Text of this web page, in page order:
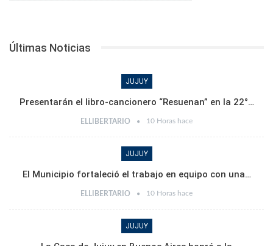
Últimas Noticias
JUJUY
Presentarán el libro-cancionero “Resuenan” en la 22°…
ELLIBERTARIO 10 Horas hace
JUJUY
El Municipio fortaleció el trabajo en equipo con una…
ELLIBERTARIO 10 Horas hace
JUJUY